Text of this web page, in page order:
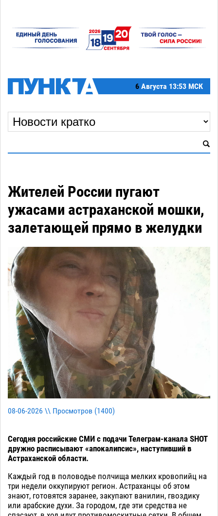
6 Августа 13:53 МСК
Жителей России пугают
ужасами астраханской мошки,
залетающей прямо в желудки
08-06-2026 \\ Просмотров (1400)
Сегодня российские СМИ с подачи Телеграм-канала SHOT
дружно расписывают «апокалипсис», наступивший в
Астраханской области.
Каждый год в половодье полчища мелких кровопийц на
три недели оккупируют регион. Астраханцы об этом
знают, готовятся заранее, закупают ванилин, гвоздику
или арабские духи. За городом, где эти средства не